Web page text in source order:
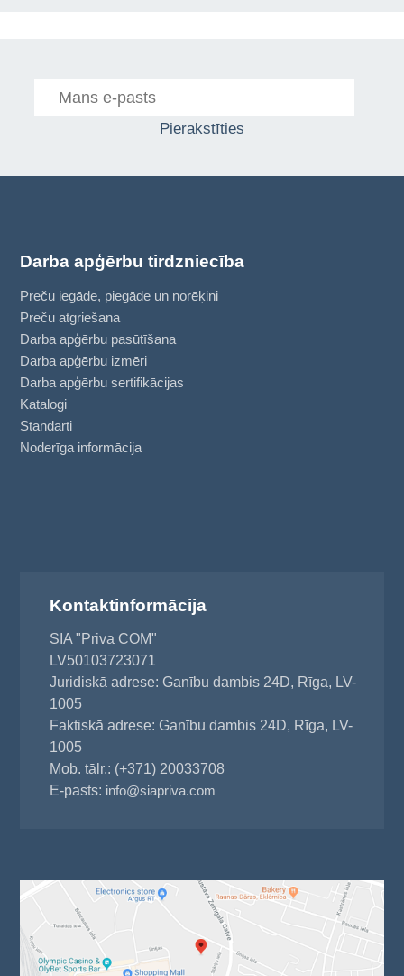
Pierakstīties
Darba apģērbu tirdzniecība
Preču iegāde, piegāde un norēķini
Preču atgriešana
Darba apģērbu pasūtīšana
Darba apģērbu izmēri
Darba apģērbu sertifikācijas
Katalogi
Standarti
Noderīga informācija
Kontaktinformācija
SIA "Priva COM"
LV50103723071
Juridiskā adrese: Ganību dambis 24D, Rīga, LV-
1005
Faktiskā adrese: Ganību dambis 24D, Rīga, LV-
1005
Mob. tālr.: (+371) 20033708
E-pasts: info@siapriva.com